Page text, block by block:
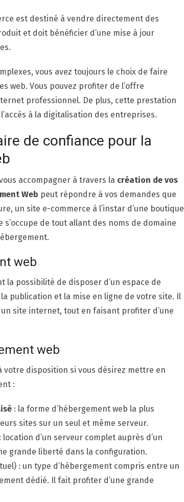
est destiné à vendre directement des
et doit bénéficier d’une mise à jour
vous avez toujours le choix de faire
web. Vous pouvez profiter de l’offre
professionnel. De plus, cette prestation
à la digitalisation des entreprises.
de confiance pour la
accompagner à travers la création de vos
Web peut répondre à vos demandes que
un site e-commerce à l’instar d’une boutique
de tout allant des noms de domaine
web
la possibilité de disposer d’un espace de
publication et la mise en ligne de votre site. Il
site internet, tout en faisant profiter d’une
web
votre disposition si vous désirez mettre en
:
: la forme d’hébergement web la plus
sites sur un seul et même serveur.
: location d’un serveur complet auprès d’un
grande liberté dans la configuration.
: un type d’hébergement compris entre un
dédié. Il fait profiter d’une grande